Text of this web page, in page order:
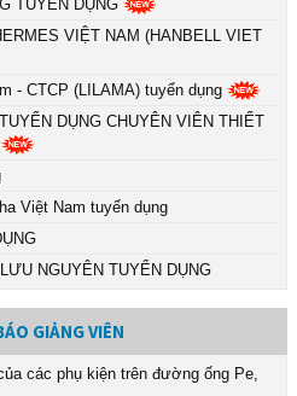
TUYỂN DỤNG
VIỆT NAM (HANBELL VIET
- CTCP (LILAMA) tuyển dụng
DỤNG CHUYÊN VIÊN THIẾT
Việt Nam tuyển dụng
NGUYÊN TUYỂN DỤNG
GIẢNG VIÊN
các phụ kiện trên đường ống Pe,